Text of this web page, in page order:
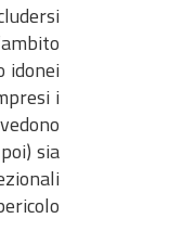
idonei
i
sia